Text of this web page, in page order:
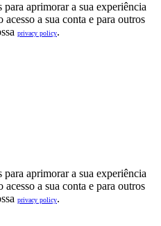
para aprimorar a sua experiência
a sua conta e para outros
privacy policy.
para aprimorar a sua experiência
a sua conta e para outros
privacy policy.